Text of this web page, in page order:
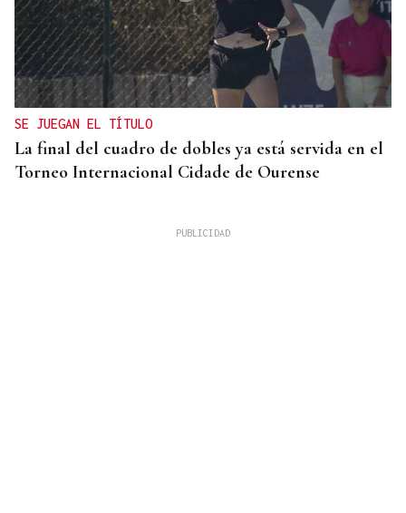
SE JUEGAN EL TÍTULO
La final del cuadro de dobles ya está servida en el
Torneo Internacional Cidade de Ourense